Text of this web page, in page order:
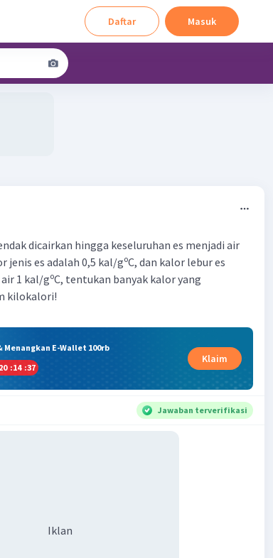
Daftar Masuk
dicairkan hingga keseluruhan es menjadi air
jenis es adalah 0,5 kal/goC, dan kalor lebur es
1 kal/goC, tentukan banyak kalor yang
kilokalori!
Menangkan E-Wallet 100rb
20 :14 :37
Klaim
Jawaban terverifikasi
Iklan